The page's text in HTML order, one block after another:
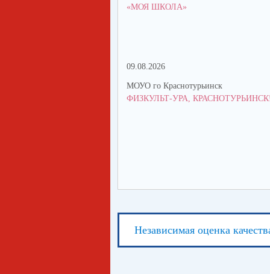
«МОЯ ШКОЛА»
09.08.2026
МОУО го Краснотурьинск
ФИЗКУЛЬТ-УРА, КРАСНОТУРЬИНСК!
Независимая оценка